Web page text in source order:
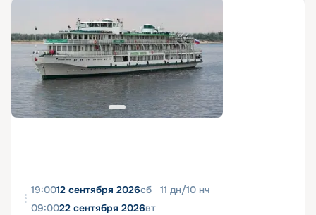
19:0012 сентября 2026сб 11 дн/10 нч
09:0022 сентября 2026вт